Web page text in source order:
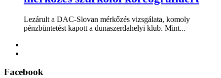
Lezárult a DAC-Slovan mérkőzés vizsgálata, komoly
pénzbüntetést kapott a dunaszerdahelyi klub. Mint...
Facebook